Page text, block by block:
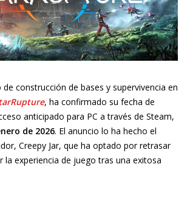
de construcción de bases y supervivencia en
, ha confirmado su fecha de
anticipado para PC a través de Steam,
de 2026. El anuncio lo ha hecho el
Creepy Jar, que ha optado por retrasar
la experiencia de juego tras una exitosa